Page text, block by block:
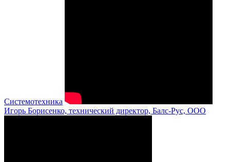
Системотехника
Игорь Борисенко, технический директор, Балс-Рус, ООО